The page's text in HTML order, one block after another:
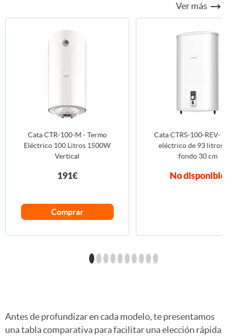
Ver más
Cata CTR-100-M - Termo
Eléctrico 100 Litros 1500W
Vertical
191€
Comprar
Cata CTRS-100-REV-
eléctrico de 93 litros
fondo 30 cm
No disponible
Antes de profundizar en cada modelo, te presentamos
una tabla comparativa para facilitar una elección rápida